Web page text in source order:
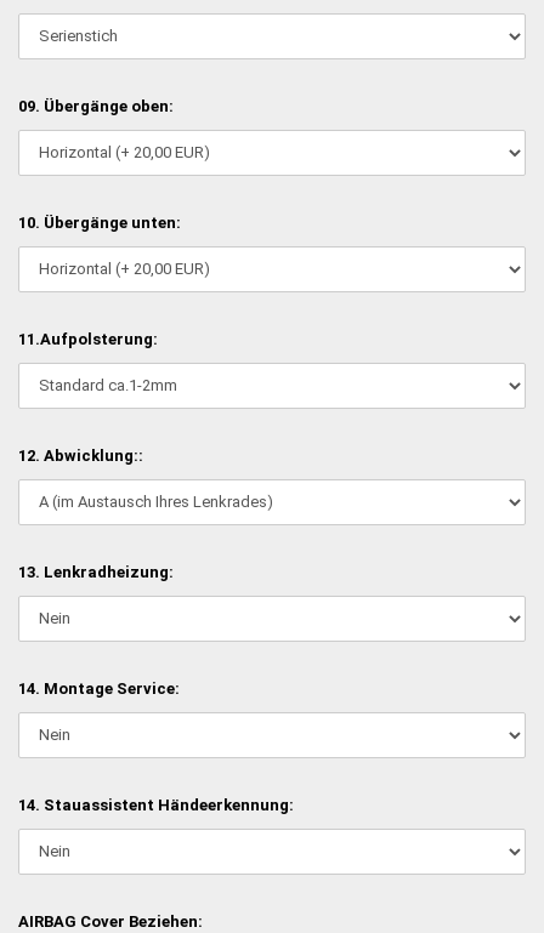
09. Übergänge oben:
10. Übergänge unten:
11.Aufpolsterung:
12. Abwicklung::
13. Lenkradheizung:
14. Montage Service:
14. Stauassistent Händeerkennung:
AIRBAG Cover Beziehen: